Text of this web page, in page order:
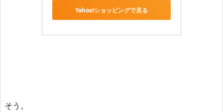
Yahoo!ショッピングで見る
そう。